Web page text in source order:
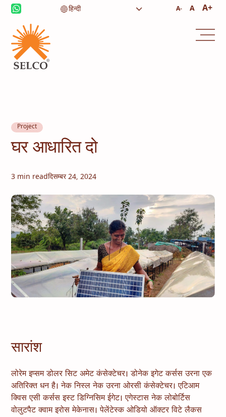
A- A A+
आजीविका
कंसल्टेंसी
Project
घर आधारित दो
3 min readदिसम्बर 24, 2024
सारांश
लोरेम इप्सम डोलर सिट अमेट कंसेक्टेचर। डोनेक इगेट कर्सस उरना एक
अतिरिक्त धन है। नेक निस्ल नेक उरना ओरसी कंसेक्टेचर। एटिआम
क्विस एसी कर्सस इस्ट डिग्निसिम ईगेट। एगेस्टास नेक लोबोर्टिस
वोलुटपैट क्वाम इरोस मेकेनास। पेलेंटेस्क ओडियो ऑक्टर विटे लैकस